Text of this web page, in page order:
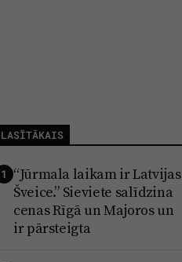
LASĪTĀKAIS
1 “Jūrmala laikam ir Latvijas
Šveice.” Sieviete salīdzina
cenas Rīgā un Majoros un
ir pārsteigta